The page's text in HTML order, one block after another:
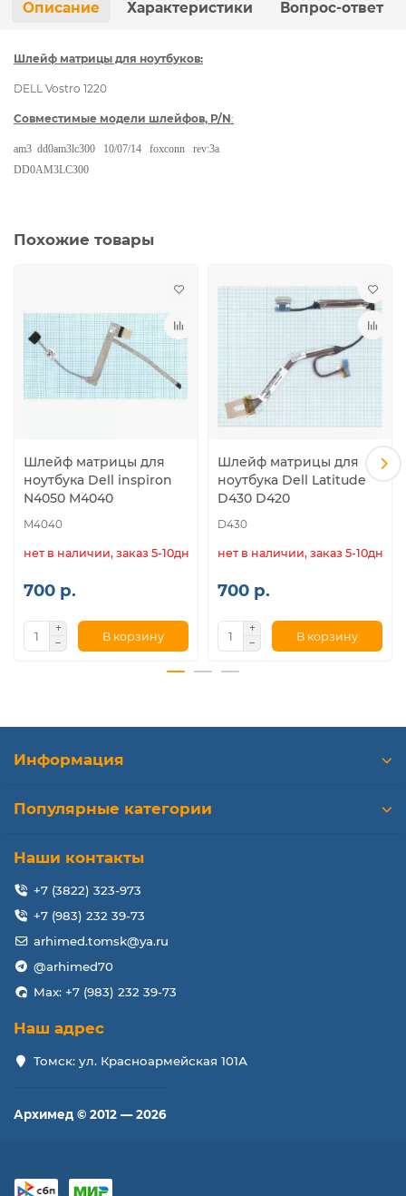
Описание Характеристики Вопрос-ответ
Шлейф матрицы для ноутбуков:
DELL Vostro 1220
Совместимые модели шлейфов, P/N:
am3 dd0am3lc300 10/07/14 foxconn rev:3a
DD0AM3LC300
Похожие товары
Шлейф матрицы для
ноутбука Dell inspiron
N4050 M4040
M4040
нет в наличии, заказ 5-10дн.
700 р.
В корзину
Шлейф матрицы для
ноутбука Dell Latitude
D430 D420
D430
нет в наличии, заказ 5-10дн.
700 р.
В корзину
Информация
Популярные категории
Наши контакты
+7 (3822) 323-973
+7 (983) 232 39-73
arhimed.tomsk@ya.ru
@arhimed70
Max: +7 (983) 232 39-73
Наш адрес
Томск: ул. Красноармейская 101А
Архимед © 2012 — 2026